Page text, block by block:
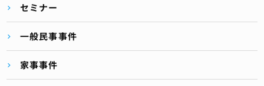
セミナー
一般民事事件
家事事件